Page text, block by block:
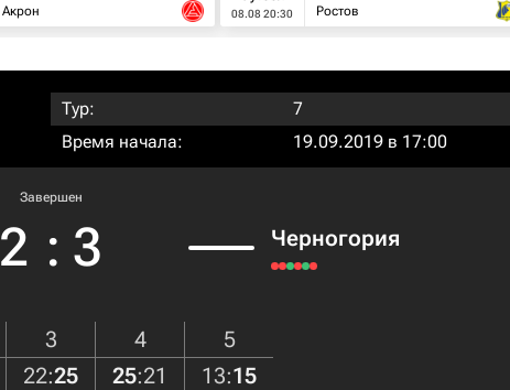
Акрон
08.08 20:30
Ростов
Тур:
7
Время начала:
19.09.2019 в 17:00
Завершен
2 : 3 Черногория
3 4
5
22:25 25:21 13:15